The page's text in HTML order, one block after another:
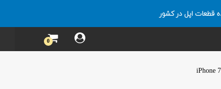
قطعات اپل در کشور
0